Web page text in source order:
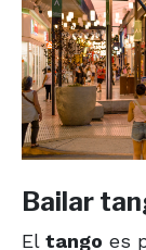
Bailar
El tango es